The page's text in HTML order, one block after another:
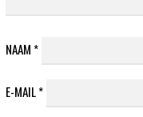
NAAM *
E-MAIL*